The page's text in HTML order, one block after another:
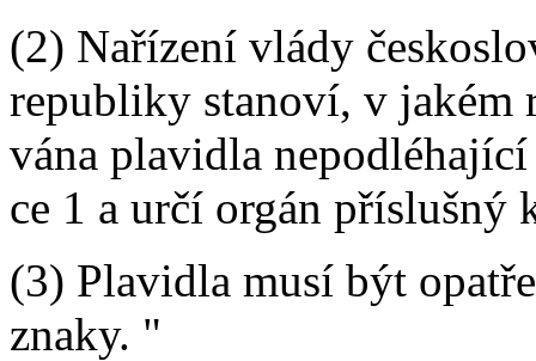
(2) Nařízení vlády
republiky stanoví, v jakém
vána plavidla
ce 1 a určí orgán příslušný
(3) Plavidla musí být
znaky. "